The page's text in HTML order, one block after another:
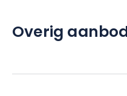
la Villa La Florangerie, waar
staan. U vertrekt weer vol
Overig